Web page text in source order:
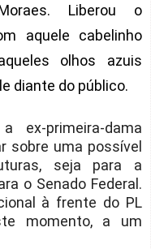
Liberou o
aquele cabelinho
olhos azuis
diante do público.
ex-primeira-dama
sobre uma possível
seja para a
o Senado Federal.
à frente do PL
momento, a um